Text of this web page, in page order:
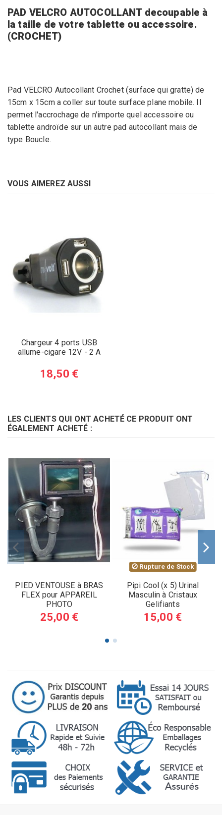
PAD VELCRO AUTOCOLLANT decoupable à
la taille de votre tablette ou accessoire.
(CROCHET)
Pad VELCRO Autocollant Crochet (surface qui gratte) de
15cm x 15cm a coller sur toute surface plane mobile. Il
permet l'accrochage de n'importe quel accessoire ou
tablette androïde sur un autre pad autocollant mais de
type Boucle.
VOUS AIMEREZ AUSSI
Chargeur 4 ports USB
allume-cigare 12V - 2 A
18,50 €
LES CLIENTS QUI ONT ACHETÉ CE PRODUIT ONT
ÉGALEMENT ACHETÉ :
PIED VENTOUSE à BRAS
FLEX pour APPAREIL
PHOTO
25,00 €
Rupture de Stock
Pipi Cool (x 5) Urinal
Masculin à Cristaux
Gelifiants
15,00 €